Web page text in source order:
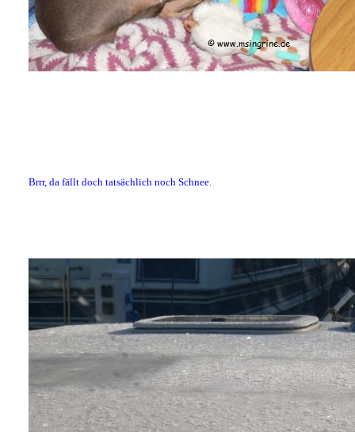
Brrr, da fällt doch tatsächlich noch Schnee.